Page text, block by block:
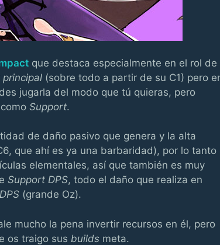
que destaca especialmente en el rol de
principal (sobre todo a partir de su C1) pero
jugarla del modo que tú quieras, pero
Support.
de daño pasivo que genera y la alta
que ahí es ya una barbaridad), por lo tanto
elementales, así que también es muy
Support DPS, todo el daño que realiza en
DPS (grande Oz).
mucho la pena invertir recursos en él, pero
os traigo sus builds meta.